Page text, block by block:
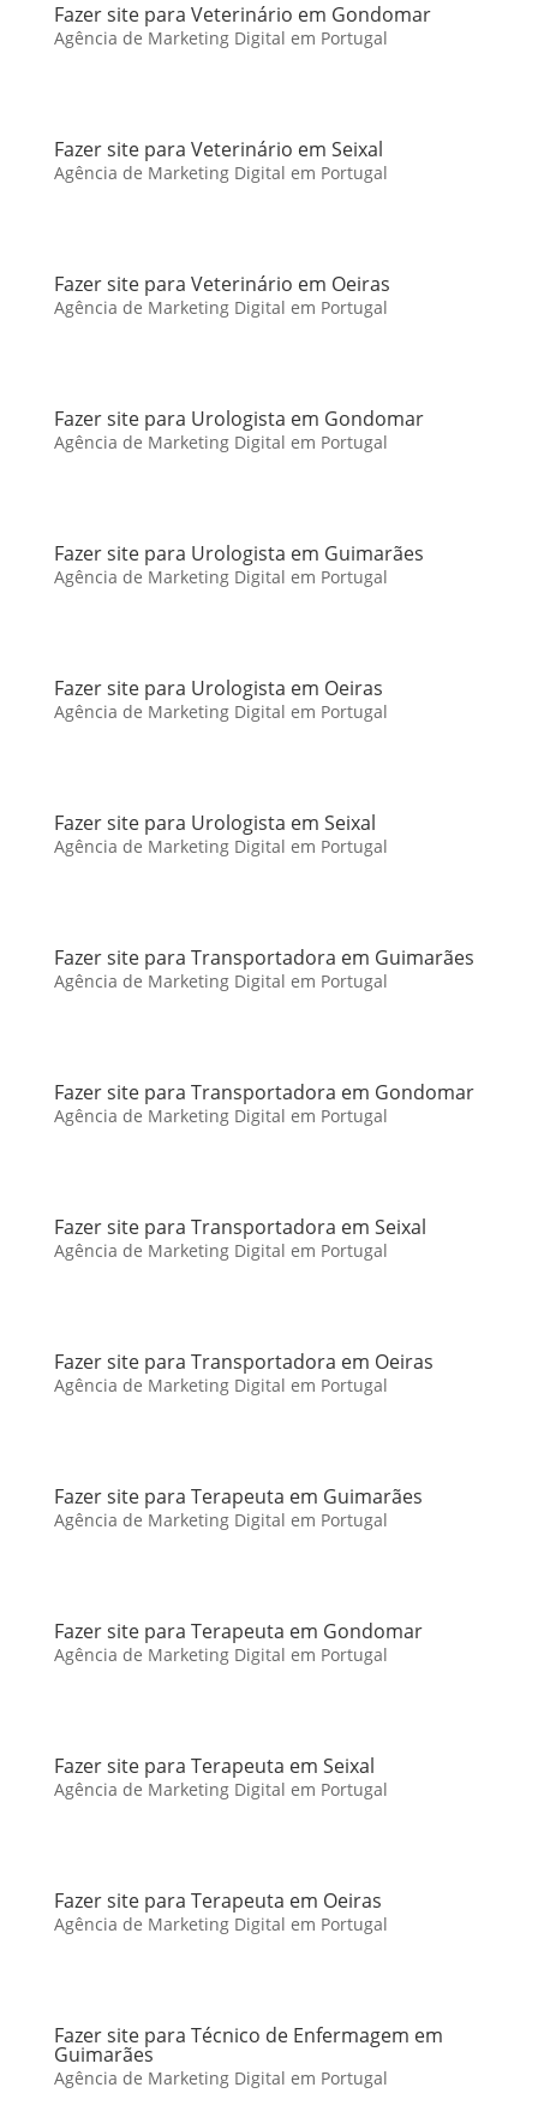
Fazer site para Veterinário em Gondomar
Agência de Marketing Digital em Portugal
Fazer site para Veterinário em Seixal
Agência de Marketing Digital em Portugal
Fazer site para Veterinário em Oeiras
Agência de Marketing Digital em Portugal
Fazer site para Urologista em Gondomar
Agência de Marketing Digital em Portugal
Fazer site para Urologista em Guimarães
Agência de Marketing Digital em Portugal
Fazer site para Urologista em Oeiras
Agência de Marketing Digital em Portugal
Fazer site para Urologista em Seixal
Agência de Marketing Digital em Portugal
Fazer site para Transportadora em Guimarães
Agência de Marketing Digital em Portugal
Fazer site para Transportadora em Gondomar
Agência de Marketing Digital em Portugal
Fazer site para Transportadora em Seixal
Agência de Marketing Digital em Portugal
Fazer site para Transportadora em Oeiras
Agência de Marketing Digital em Portugal
Fazer site para Terapeuta em Guimarães
Agência de Marketing Digital em Portugal
Fazer site para Terapeuta em Gondomar
Agência de Marketing Digital em Portugal
Fazer site para Terapeuta em Seixal
Agência de Marketing Digital em Portugal
Fazer site para Terapeuta em Oeiras
Agência de Marketing Digital em Portugal
Fazer site para Técnico de Enfermagem em
Guimarães
Agência de Marketing Digital em Portugal